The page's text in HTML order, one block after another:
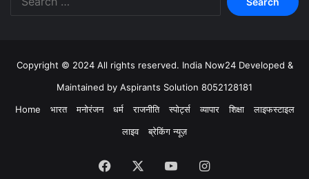
Copyright © 2024 All rights reserved. India Now24 Developed &
Maintained by Aspirants Solution 8052128181
Home
भारत मनोरंजन धर्म राजनीति स्पोर्ट्स व्यापार शिक्षा
लाइफस्टाइल
लाइव
ब्रेकिंग न्यूज़